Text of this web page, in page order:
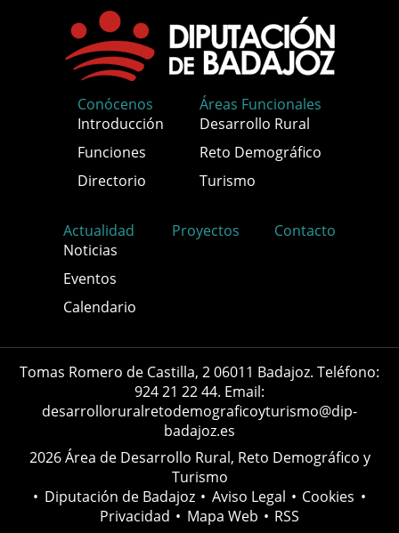
Conócenos
Introducción
Funciones
Directorio
Áreas Funcionales
Desarrollo Rural
Reto Demográfico
Turismo
Actualidad
Noticias
Eventos
Calendario
Proyectos Contacto
Tomas Romero de Castilla, 2 06011 Badajoz. Teléfono:
924 21 22 44. Email:
desarrolloruralretodemograficoyturismo@dip-
badajoz.es
2026 Área de Desarrollo Rural, Reto Demográfico y
Turismo
• Diputación de Badajoz • Aviso Legal • Cookies •
Privacidad • Mapa Web • RSS